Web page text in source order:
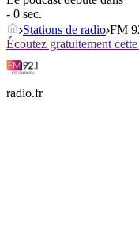
- 0 sec.
Stations de radio FM
Écoutez gratuitement
radio.fr